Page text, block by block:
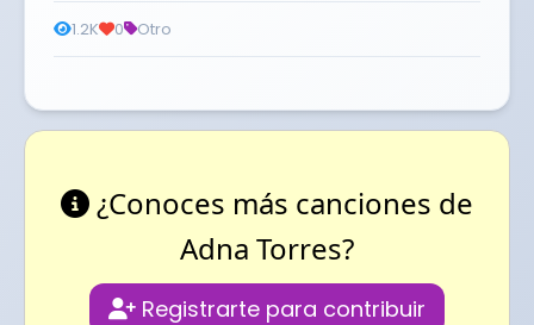
1.2K 0 Otro
¿Conoces más canciones de
Adna Torres?
Registrarte para contribuir